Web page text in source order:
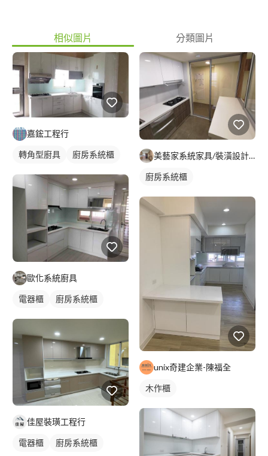
相似圖片 分類圖片
嘉鋐工程行
轉角型廚具 廚房系統櫃
歐化系統廚具
電器櫃 廚房系統櫃
佳屋裝璜工程行
電器櫃 廚房系統櫃
美藝家系統家具/裝潢設計/統包服務
廚房系統櫃
unix奇建企業-陳福全
木作櫃